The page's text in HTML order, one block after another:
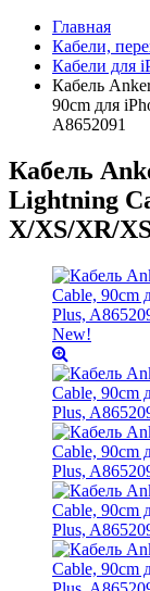
Главная
Кабели,
Кабели для
Кабель
90cm для
A8652091
Кабель
Lightning
X/XS/XR/
New!